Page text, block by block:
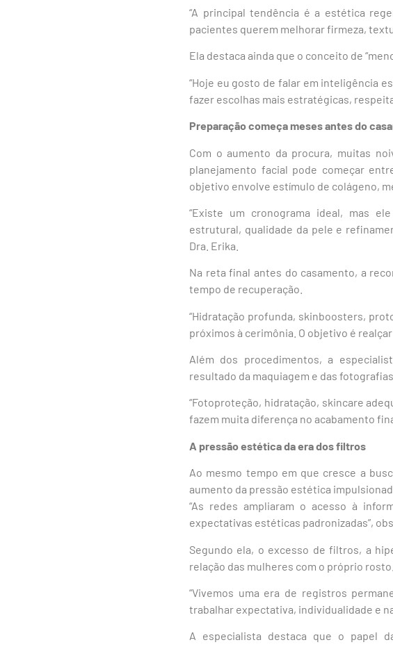
“A principal tendência é a estética
pacientes querem melhorar firmeza,
Ela destaca ainda que o conceito de
“Hoje eu gosto de falar em inteligência
fazer escolhas mais estratégicas,
Preparação começa meses antes do
Com o aumento da procura, muitas
planejamento facial pode começar
objetivo envolve estímulo de colágeno,
“Existe um cronograma ideal, mas
estrutural, qualidade da pele e
Dra. Erika.
Na reta final antes do casamento, a
tempo de recuperação.
“Hidratação profunda, skinboosters,
próximos à cerimônia. O objetivo é
Além dos procedimentos, a
resultado da maquiagem e das fotografias.
“Fotoproteção, hidratação, skincare
fazem muita diferença no acabamento
A pressão estética da era dos filtros
Ao mesmo tempo em que cresce a
aumento da pressão estética
“As redes ampliaram o acesso à
expectativas estéticas padronizadas”,
Segundo ela, o excesso de filtros, a
relação das mulheres com o próprio rosto.
“Vivemos uma era de registros
trabalhar expectativa, individualidade e
A especialista destaca que o papel